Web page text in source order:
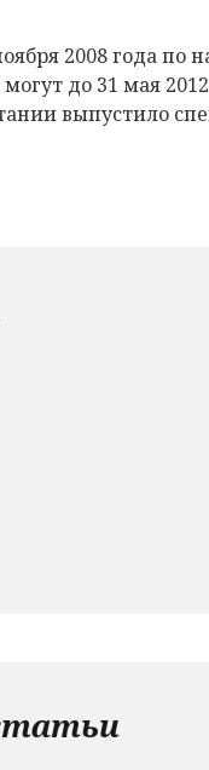
2008 года по
до 31 мая
выпустило